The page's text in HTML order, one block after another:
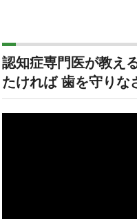
認知症専門医が教え
たければ 歯を守りな